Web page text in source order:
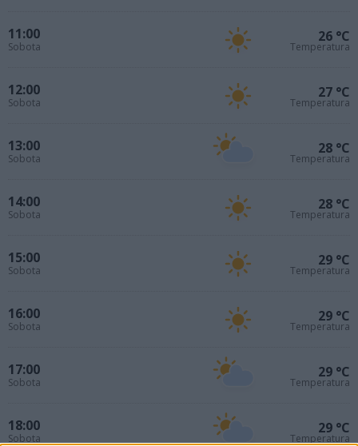
11:00
Sobota
26 °C
Temperatura
12:00
Sobota
27 °C
Temperatura
13:00
Sobota
28 °C
Temperatura
14:00
Sobota
28 °C
Temperatura
15:00
Sobota
29 °C
Temperatura
16:00
Sobota
29 °C
Temperatura
17:00
Sobota
29 °C
Temperatura
18:00
Sobota
29 °C
Temperatura